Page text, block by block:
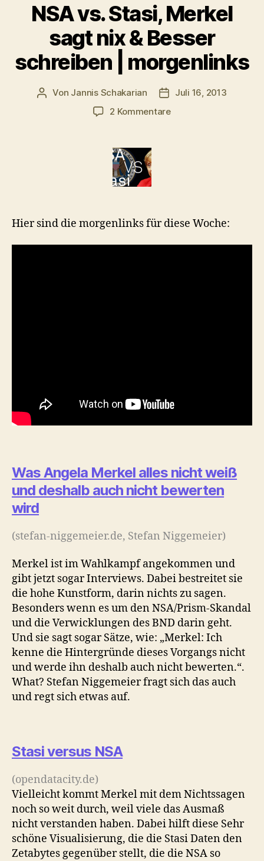
NSA vs. Stasi, Merkel
sagt nix & Besser
schreiben | morgenlinks
Beitragsautor
Von Jannis Schakarian
Juli 16, 2013
2 Kommentarezu
schreiben
Hier sind die morgenlinks für diese Woche:
Was Angela Merkel alles nicht weiß
und deshalb auch nicht bewerten
wird
(stefan-niggemeier.de, Stefan Niggemeier)
Merkel ist im Wahlkampf angekommen und
gibt jetzt sogar Interviews. Dabei bestreitet sie
die hohe Kunstform, darin nichts zu sagen.
Besonders wenn es um den NSA/Prism-Skandal
und die Verwicklungen des BND darin geht.
Und sie sagt sogar Sätze, wie: „Merkel: Ich
kenne die Hintergründe dieses Vorgangs nicht
und werde ihn deshalb auch nicht bewerten.“.
What? Stefan Niggemeier fragt sich das auch
und regt sich etwas auf.
Stasi versus NSA
(opendatacity.de)
Vielleicht kommt Merkel mit dem Nichtssagen
noch so weit durch, weil viele das Ausmaß
nicht verstanden haben. Dabei hilft diese Sehr
schöne Visualisierung, die die Stasi Daten den
Zetabytes gegenüber stellt, die die NSA so